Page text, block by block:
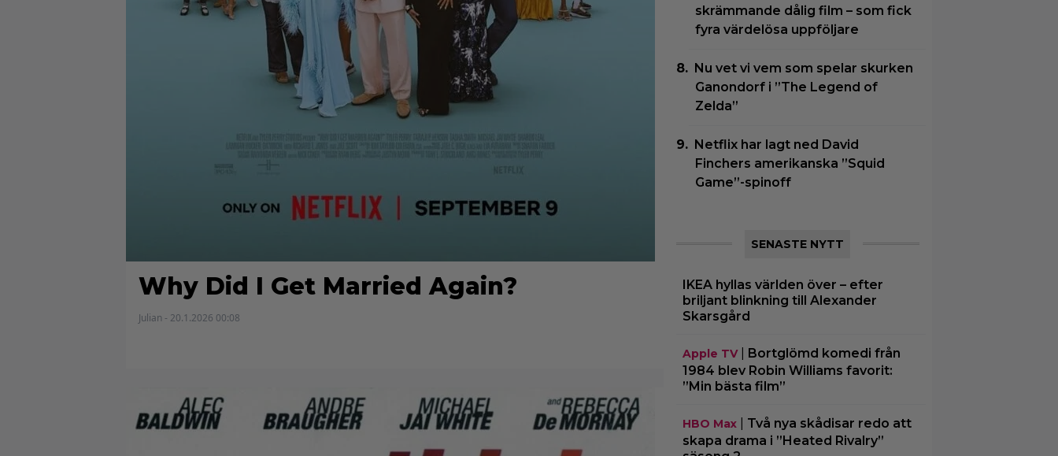
Why Did I Get Married Again?
Julian - 20.1.2026 00:08
skrämmande dålig film – som fick
fyra värdelösa uppföljare
Nu vet vi vem som spelar skurken
Ganondorf i ”The Legend of
Zelda”
Netflix har lagt ned David
Finchers amerikanska ”Squid
Game”-spinoff
SENASTE NYTT
IKEA hyllas världen över – efter
briljant blinkning till Alexander
Skarsgård
Apple TV| Bortglömd komedi från
1984 blev Robin Williams favorit:
”Min bästa film”
HBO Max| Två nya skådisar redo att
skapa drama i ”Heated Rivalry”